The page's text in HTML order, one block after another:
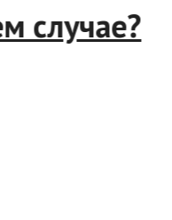
случае?